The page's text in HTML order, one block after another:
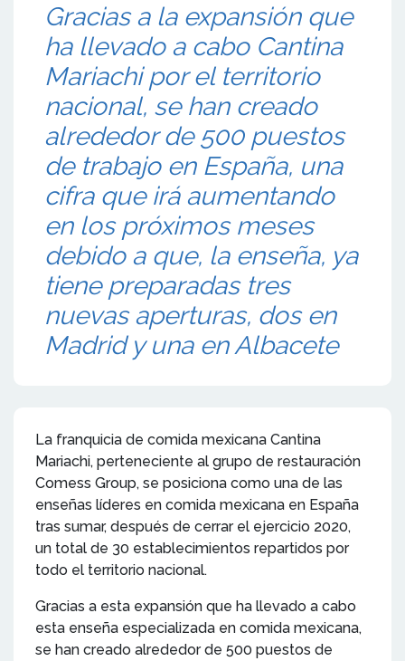
Gracias a la expansión que
ha llevado a cabo Cantina
Mariachi por el territorio
nacional, se han creado
alrededor de 500 puestos
de trabajo en España, una
cifra que irá aumentando
en los próximos meses
debido a que, la enseña, ya
tiene preparadas tres
nuevas aperturas, dos en
Madrid y una en Albacete
La franquicia de comida mexicana Cantina
Mariachi, perteneciente al grupo de restauración
Comess Group, se posiciona como una de las
enseñas líderes en comida mexicana en España
tras sumar, después de cerrar el ejercicio 2020,
un total de 30 establecimientos repartidos por
todo el territorio nacional.
Gracias a esta expansión que ha llevado a cabo
esta enseña especializada en comida mexicana,
se han creado alrededor de 500 puestos de